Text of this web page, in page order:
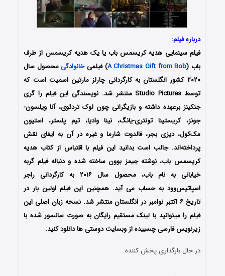
درباره فیلم:
فیلم سینمایی هدیه‌ کریسمس باب یا یک هدیه کریسمس از طرف
باب (A Christmas Gift from Bob) فیلمیخانوادگیمحصول سال
۲۰۲۰ کشور انگلستان به کارگردانی چارلز مارتین اسمیت است که
توسط Studio Pictures منتشر شد. نویسندگی این فیلم را گری
جنکینز برعهده داشته و بازیگرانی چون لوک تردئوی، آنا ویلسون-
جونز، کریستینا تونتری-یانگ، نینا وادیا، تیم پلستر، استیون
مک‌کول، دیزی بجر، فالدوت شارما و غیره در آن به ایفای نقش
پرداخته‌اند. جالب است بدانید این فیلم با اقتباس از کتاب هدیه‌
کریسمس باب، نوشته جیمز بوون ساخته شده و دنباله فیلم گربه
خیابانی به نام باب، محصول سال ۲۰۱۶ به کارگردانی راجر
اسپاتیس‌وود به حساب می آید. همچنین این فیلم اولین بار در
تاریخ ۶ اکتبر نوامبر در انگلستان منتشر شد. نسخه زبان اصلی این
فیلم را میتوانید با لینک مستقیم رایگان به صورت سانسور شده با
زیرنویس فارسی چسبیده از وبسایت دوستی ها دانلود کنید.
در حال بارگذاری پخش کننده...